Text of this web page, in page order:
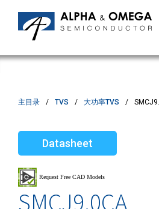
主目录 TVS 大功率TVS
Datasheet